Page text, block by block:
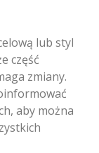
lub styl
część
zmiany.
aby można